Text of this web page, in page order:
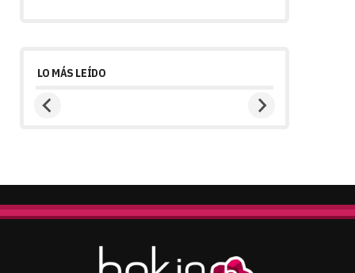
LO MÁS LEÍDO